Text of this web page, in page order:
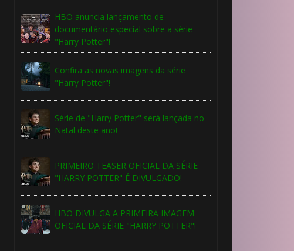
HBO anuncia lançamento de
documentário especial sobre a série
"Harry Potter"!
Confira as novas imagens da série
"Harry Potter"!
Série de "Harry Potter" será lançada no
Natal deste ano!
PRIMEIRO TEASER OFICIAL DA SÉRIE
"HARRY POTTER" É DIVULGADO!
HBO DIVULGA A PRIMEIRA IMAGEM
OFICIAL DA SÉRIE "HARRY POTTER"!